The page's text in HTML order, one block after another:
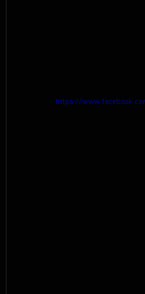
https://